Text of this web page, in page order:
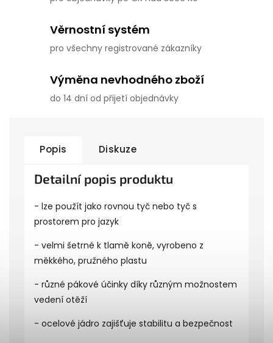
Věrnostní systém
pro všechny registrované zákazníky
Výměna nevhodného zboží
do 14 dní od přijetí objednávky
Popis Diskuze
Detailní popis produktu
- lze použít jako rovnou tyč nebo tyč s
prostorem pro jazyk
- velmi šetrné k tlamě koně, vyrobeno z
měkkého, pružného plastu
- různé pákové účinky díky různým možnostem
vedení otěží
- ocelové jádro zajišťuje stabilitu a bezpečnost